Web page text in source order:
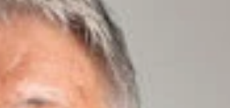
も若い！
その名を世界に轟かせた
ルを奪い取ったそう